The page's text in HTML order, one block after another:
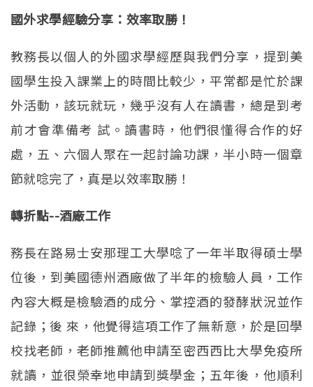
國外求學經驗分享：效率取勝！
教務長以個人的外國求學經歷與我們分享，提到美
國學生投入課業上的時間比較少，平常都是忙於課
外活動，該玩就玩，幾乎沒有人在讀書，總是到考
前才會準備考 試。讀書時，他們很懂得合作的好
處，五、六個人聚在一起討論功課，半小時一個章
節就唸完了，真是以效率取勝！
轉折點--酒廠工作
務長在路易士安那理工大學唸了一年半取得碩士學
位後，到美國德州酒廠做了半年的檢驗人員，工作
內容大概是檢驗酒的成分、掌控酒的發酵狀況並作
記錄；後 來，他覺得這項工作了無新意，於是回學
校找老師，老師推薦他申請至密西西比大學免疫所
就讀，並很榮幸地申請到獎學金；五年後，他順利